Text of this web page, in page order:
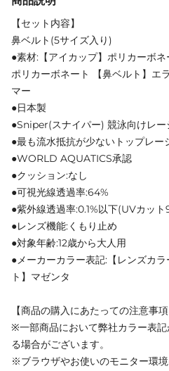
【セット内容】
鼻ベルト(5サイズ入り)
●素材:【アイカップ】ポリカーボネ
ポリカーボネート 【鼻ベルト】エ
マー
●日本製
●Sniper(スナイパー) 競泳向けレー
●最も流水抵抗が少ないトップレー
●WORLD AQUATICS承認
●クッション:なし
●可視光線透過率:64%
●紫外線透過率:0.1%以下(UVカッ
●レンズ機能:くもり止め
●対象年齢:12歳から大人用
●メーカーカラー表記:【レンズカ
ト】マゼンタ
【商品の購入にあたっての注意事項
※一部商品において弊社カラー表
る場合がございます。
※ブラウザやお使いのモニター環